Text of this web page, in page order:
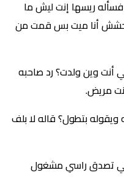
ريسها إنت ليش ما
أنا ميت بس قمت من
أنت وين ولدت؟ رد صاحبه
مريض.
بتطول؟ قاله لا بلف
تصدق راسي مشغول